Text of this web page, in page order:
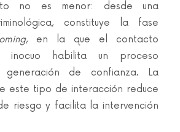
no es menor: desde una
constituye la fase
, en la que el contacto
inocuo habilita un proceso
generación de confianza. La
este tipo de interacción reduce
riesgo y facilita la intervención